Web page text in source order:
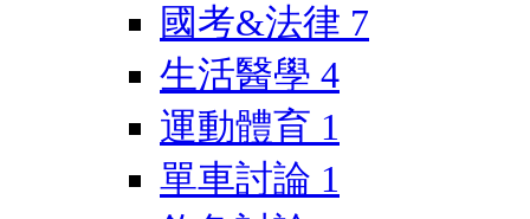
國考&法律 7
生活醫學 4
運動體育 1
單車討論 1